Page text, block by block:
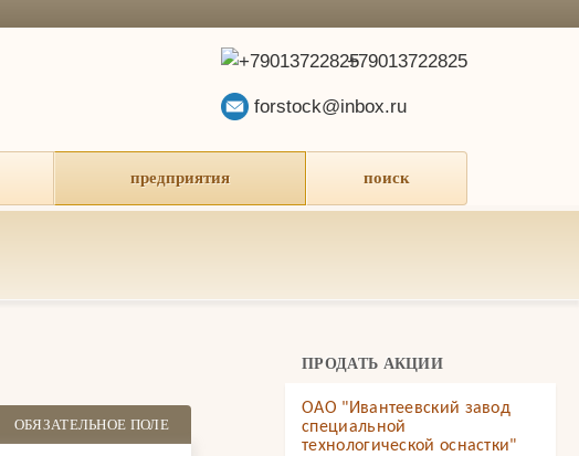
+79013722825
forstock@inbox.ru
предприятия поиск
ОБЯЗАТЕЛЬНОЕ ПОЛЕ
ПРОДАТЬ АКЦИИ
ОАО "Ивантеевский завод
специальной
технологической оснастки"